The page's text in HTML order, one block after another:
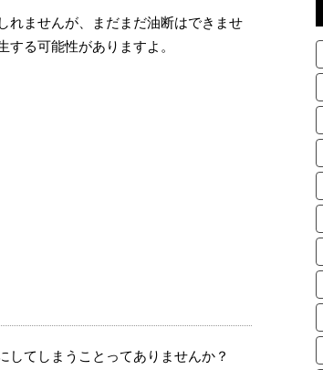
れませんが、まだまだ油断はできませ
る可能性がありますよ。
してしまうことってありませんか？